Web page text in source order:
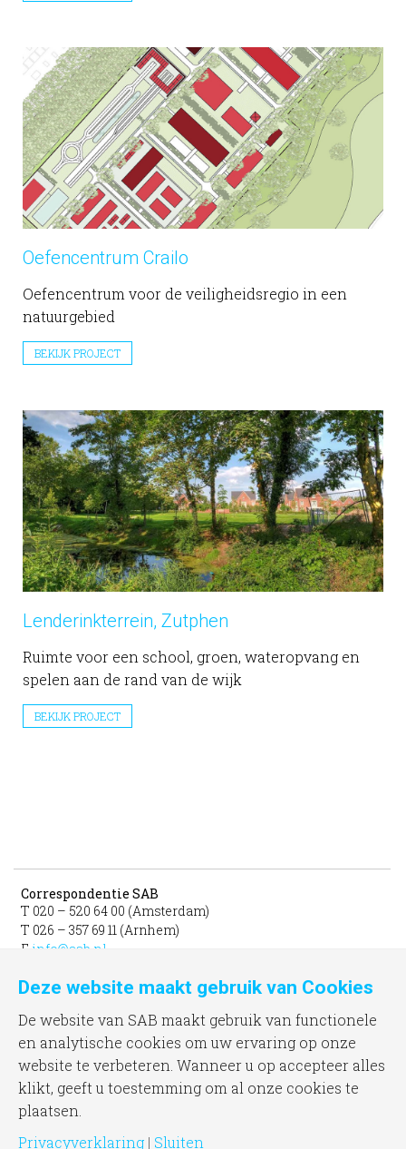
Oefencentrum Crailo
Oefencentrum voor de veiligheidsregio in een
natuurgebied
BEKIJK PROJECT
Lenderinkterrein, Zutphen
Ruimte voor een school, groen, wateropvang en
spelen aan de rand van de wijk
BEKIJK PROJECT
Correspondentie SAB
T 020 – 520 64 00 (Amsterdam)
T 026 – 357 69 11 (Arnhem)
E info@sab.nl
Bezoekadres Amsterdam
gevestigd in het INIT
unit 331b
Jacob Bontiusplaats 9
1018 LL Amsterdam
Bezoekadres Arnhem
Frombergdwarsstraat 54
Deze website maakt gebruik van Cookies
De website van SAB maakt gebruik van functionele
en analytische cookies om uw ervaring op onze
website te verbeteren. Wanneer u op accepteer alles
klikt, geeft u toestemming om al onze cookies te
plaatsen.
Privacyverklaring | Sluiten